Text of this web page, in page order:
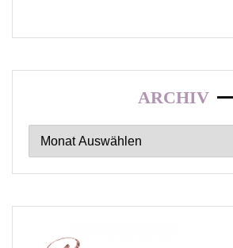
ARCHIV
Archiv